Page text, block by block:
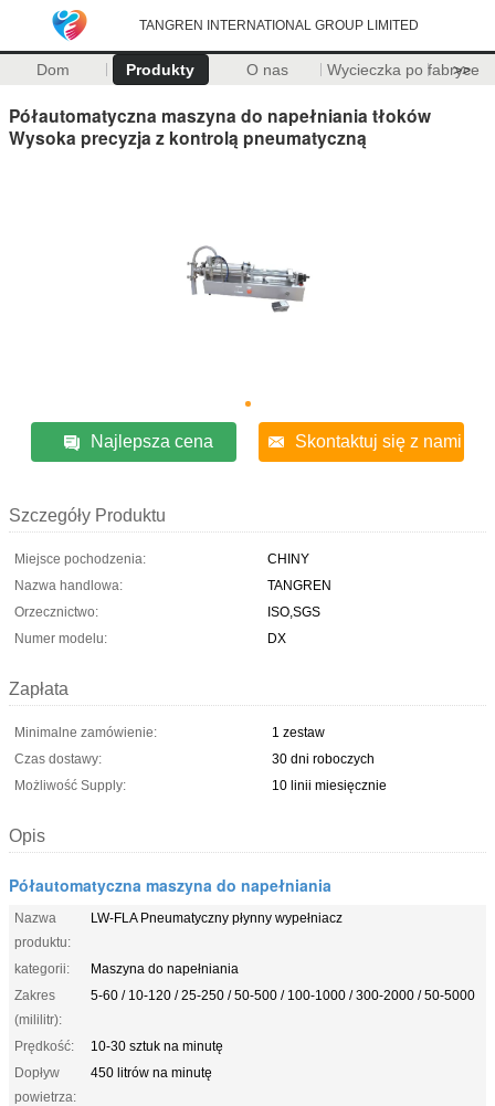
TANGREN INTERNATIONAL GROUP LIMITED
Dom Produkty O nas Wycieczka po fabryce
>>
Półautomatyczna maszyna do napełniania tłoków
Wysoka precyzja z kontrolą pneumatyczną
Najlepsza cena Skontaktuj się z nami
Szczegóły Produktu
Miejsce pochodzenia:
CHINY
Nazwa handlowa:
TANGREN
Orzecznictwo:
ISO,SGS
Numer modelu:
DX
Zapłata
Minimalne zamówienie:
1 zestaw
Czas dostawy:
30 dni roboczych
Możliwość Supply:
10 linii miesięcznie
Opis
Półautomatyczna maszyna do napełniania
Nazwa
produktu:
LW-FLA Pneumatyczny płynny wypełniacz
kategorii:
Maszyna do napełniania
Zakres
(mililitr):
5-60 / 10-120 / 25-250 / 50-500 / 100-1000 / 300-2000 / 50-5000
Prędkość:
10-30 sztuk na minutę
Dopływ
powietrza:
450 litrów na minutę